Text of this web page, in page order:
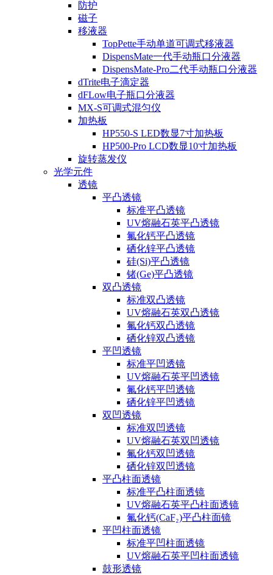
防护
磁子
移液器
TopPette手动单道可调式移液器
DispensMate一代手动瓶口分液器
DispensMate-Pro二代手动瓶口分液器
dTrite电子滴定器
dFLow电子瓶口分液器
MX-S可调式混匀仪
加热板
HP550-S LED数显7寸加热板
HP500-Pro LCD数显10寸加热板
旋转蒸发仪
光学元件
透镜
平凸透镜
标准平凸透镜
UV熔融石英平凸透镜
氟化钙平凸透镜
硒化锌平凸透镜
硅(Si)平凸透镜
锗(Ge)平凸透镜
双凸透镜
标准双凸透镜
UV熔融石英双凸透镜
氟化钙双凸透镜
硒化锌双凸透镜
平凹透镜
标准平凹透镜
UV熔融石英平凹透镜
氟化钙平凹透镜
硒化锌平凹透镜
双凹透镜
标准双凹透镜
UV熔融石英双凹透镜
氟化钙双凹透镜
硒化锌双凹透镜
平凸柱面透镜
标准平凸柱面透镜
UV熔融石英平凸柱面透镜
氟化钙(CaF₂)平凸柱面镜
平凹柱面透镜
标准平凹柱面透镜
UV熔融石英平凹柱面透镜
鼓形透镜